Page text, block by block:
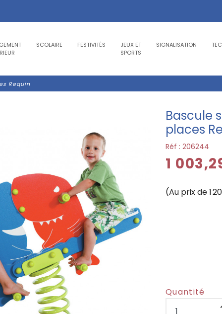
SCOLAIRE FESTIVITÉS
JEUX ET
SPORTS
SIGNALISATION
Requin
Bascule
places
Réf : 206244
1
(Au prix de 1
Quantité